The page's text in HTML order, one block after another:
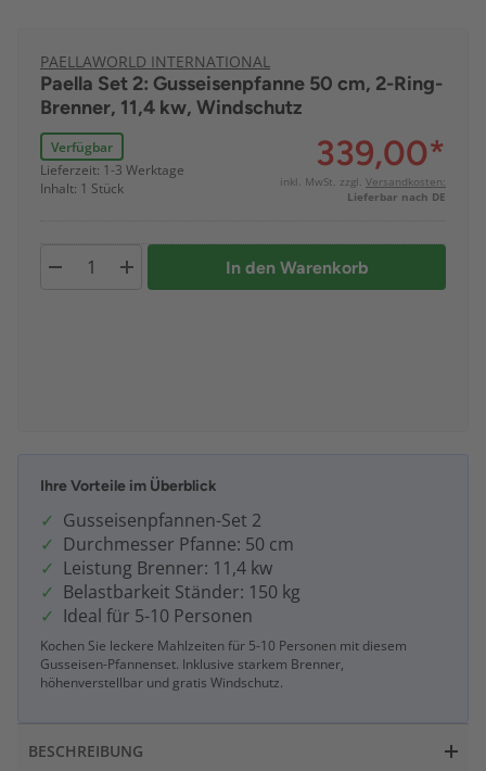
PAELLAWORLD INTERNATIONAL
Paella Set 2: Gusseisenpfanne 50 cm, 2-Ring-
Brenner, 11,4 kw, Windschutz
Verfügbar
Lieferzeit: 1-3 Werktage
Inhalt: 1 Stück
339,00*
inkl. MwSt. zzgl. Versandkosten:
Lieferbar nach DE
In den Warenkorb
Ihre Vorteile im Überblick
Gusseisenpfannen-Set 2
Durchmesser Pfanne: 50 cm
Leistung Brenner: 11,4 kw
Belastbarkeit Ständer: 150 kg
Ideal für 5-10 Personen
Kochen Sie leckere Mahlzeiten für 5-10 Personen mit diesem
Gusseisen-Pfannenset. Inklusive starkem Brenner,
höhenverstellbar und gratis Windschutz.
BESCHREIBUNG